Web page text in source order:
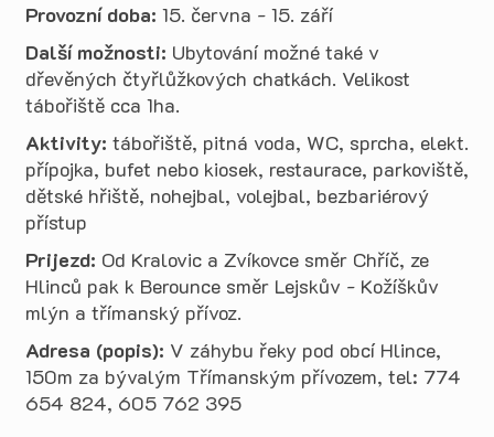
Provozní doba: 15. června - 15. září
Další možnosti: Ubytování možné také v
dřevěných čtyřlůžkových chatkách. Velikost
tábořiště cca 1ha.
Aktivity: tábořiště, pitná voda, WC, sprcha, elekt.
přípojka, bufet nebo kiosek, restaurace, parkoviště,
dětské hřiště, nohejbal, volejbal, bezbariérový
přístup
Prijezd: Od Kralovic a Zvíkovce směr Chříč, ze
Hlinců pak k Berounce směr Lejskův - Kožíškův
mlýn a třímanský přívoz.
Adresa (popis): V záhybu řeky pod obcí Hlince,
150m za bývalým Třímanským přívozem, tel: 774
654 824, 605 762 395